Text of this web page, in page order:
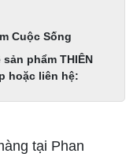
Cuộc Sống
phẩm THIÊN
hoặc liên hệ:
tại Phan